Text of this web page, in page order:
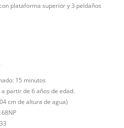
plataforma superior y 3 peldaños
15 minutos
partir de 6 años de edad.
cm de altura de agua)